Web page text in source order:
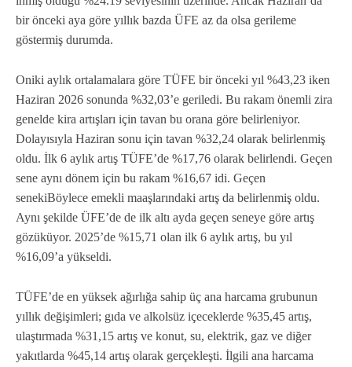
bir önceki aya göre yıllık bazda ÜFE az da olsa gerileme
göstermiş durumda.
Oniki aylık ortalamalara göre TÜFE bir önceki yıl %43,23 iken
Haziran 2026 sonunda %32,03’e geriledi. Bu rakam önemli zira
genelde kira artışları için tavan bu orana göre belirleniyor.
Dolayısıyla Haziran sonu için tavan %32,24 olarak belirlenmiş
oldu. İlk 6 aylık artış TÜFE’de %17,76 olarak belirlendi. Geçen
sene aynı dönem için bu rakam %16,67 idi. Geçen
senekiBöylece emekli maaşlarındaki artış da belirlenmiş oldu.
Aynı şekilde ÜFE’de de ilk altı ayda geçen seneye göre artış
gözüküyor. 2025’de %15,71 olan ilk 6 aylık artış, bu yıl
%16,09’a yükseldi.
TÜFE’de en yüksek ağırlığa sahip üç ana harcama grubunun
yıllık değişimleri; gıda ve alkolsüz içeceklerde %35,45 artış,
ulaştırmada %31,15 artış ve konut, su, elektrik, gaz ve diğer
yakıtlarda %45,14 artış olarak gerçekleşti. İlgili ana harcama